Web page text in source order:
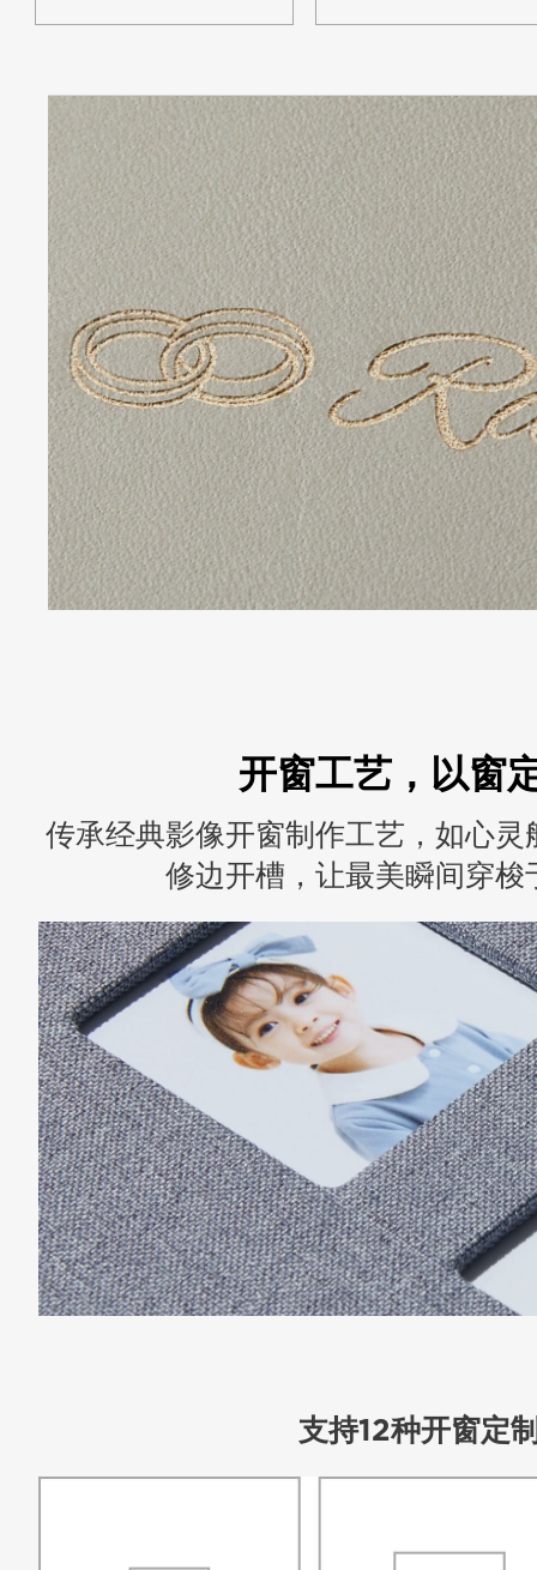
开窗工艺，以窗
传承经典影像开窗制作工艺，如心
修边开槽，让最美瞬间穿梭
支持12种开窗定